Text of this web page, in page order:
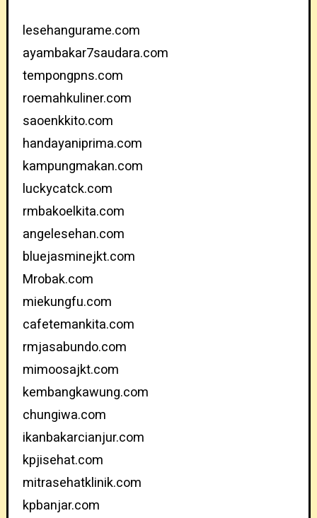
lesehangurame.com
ayambakar7saudara.com
tempongpns.com
roemahkuliner.com
saoenkkito.com
handayaniprima.com
kampungmakan.com
luckycatck.com
rmbakoelkita.com
angelesehan.com
bluejasminejkt.com
Mrobak.com
miekungfu.com
cafetemankita.com
rmjasabundo.com
mimoosajkt.com
kembangkawung.com
chungiwa.com
ikanbakarcianjur.com
kpjisehat.com
mitrasehatklinik.com
kpbanjar.com